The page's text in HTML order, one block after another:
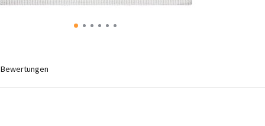
Bewertungen